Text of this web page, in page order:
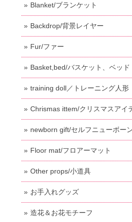
Blanket/ブランケット
Backdrop/背景レイヤー
Fur/ファー
Basket,bed/バスケット、ベッド
training doll／トレーニング人形
Chrismas ittem/クリスマスアイ
newborn gift/セルフニューボー
Floor mat/フロアーマット
Other props/小道具
お手入れグッズ
造花＆お花モチーフ